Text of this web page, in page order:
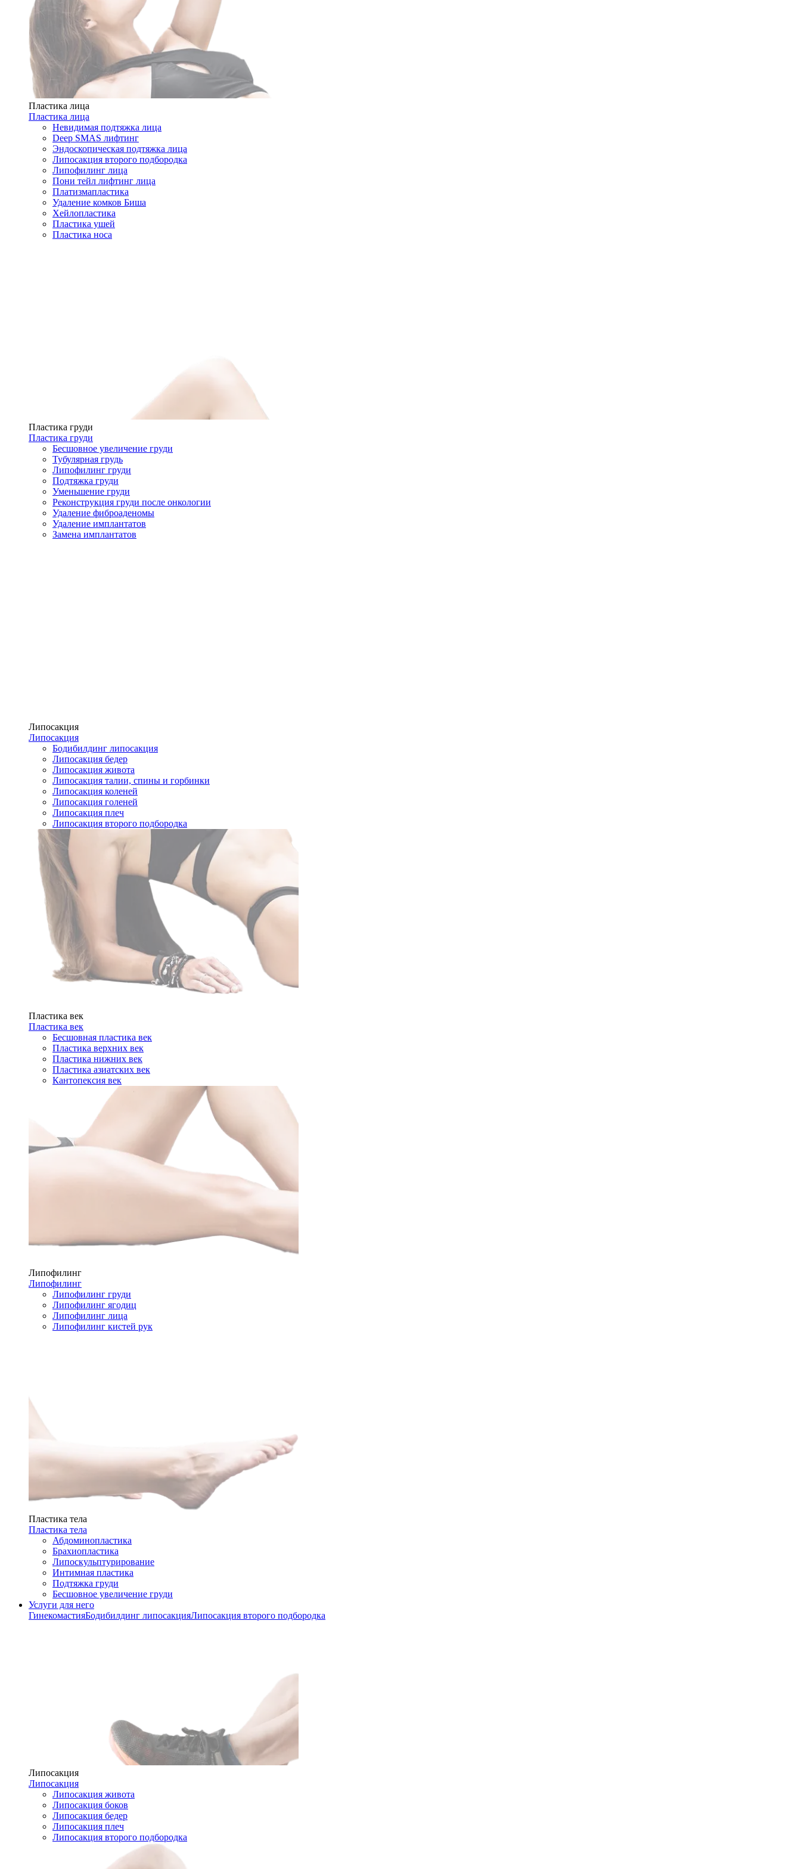
Пластика лица
Пластика лица
Невидимая подтяжка лица
Deep SMAS лифтинг
Эндоскопическая подтяжка лица
Липосакция второго подбородка
Липофилинг лица
Пони тейл лифтинг лица
Платизмапластика
Удаление комков Биша
Хейлопластика
Пластика ушей
Пластика носа
Пластика груди
Пластика груди
Бесшовное увеличение груди
Тубулярная грудь
Липофилинг груди
Подтяжка груди
Уменьшение груди
Реконструкция груди после онкологии
Удаление фиброаденомы
Удаление имплантатов
Замена имплантатов
Липосакция
Липосакция
Бодибилдинг липосакция
Липосакция бедер
Липосакция живота
Липосакция талии, спины и горбинки
Липосакция коленей
Липосакция голеней
Липосакция плеч
Липосакция второго подбородка
Пластика век
Пластика век
Бесшовная пластика век
Пластика верхних век
Пластика нижних век
Пластика азиатских век
Кантопексия век
Липофилинг
Липофилинг
Липофилинг груди
Липофилинг ягодиц
Липофилинг лица
Липофилинг кистей рук
Пластика тела
Пластика тела
Абдоминопластика
Брахиопластика
Липоскульптурирование
Интимная пластика
Подтяжка груди
Бесшовное увеличение груди
Услуги для него
ГинекомастияБодибилдинг липосакцияЛипосакция второго подбородка
Липосакция
Липосакция
Липосакция живота
Липосакция боков
Липосакция бедер
Липосакция плеч
Липосакция второго подбородка